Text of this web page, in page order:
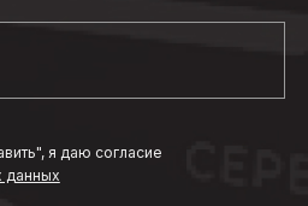
я даю согласие
данных